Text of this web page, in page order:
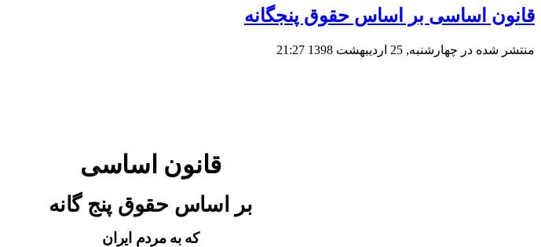
قانون اساسی بر اساس حقوق پنجگانه
منتشر شده در چهارشنبه, 25 ارديبهشت 1398 21:27
قانون اساسی
بر اساس حقوق پنج گانه
که به مردم ایران